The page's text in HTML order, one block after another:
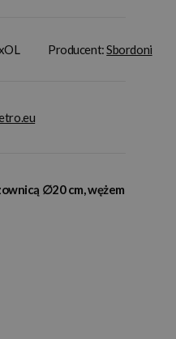
Producent:Sbordoni
∅20 cm, wężem